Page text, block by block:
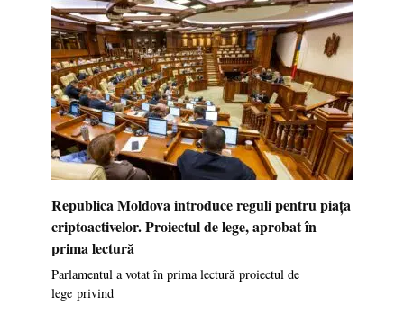
Republica Moldova introduce reguli pentru piața
criptoactivelor. Proiectul de lege, aprobat în
prima lectură
Parlamentul a votat în prima lectură proiectul de
lege privind